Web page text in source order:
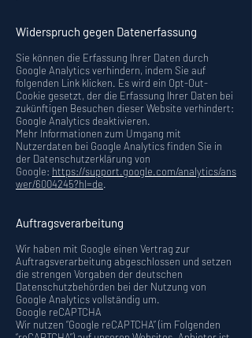
Widerspruch gegen Datenerfassung
Sie können die Erfassung Ihrer Daten durch
Google Analytics verhindern, indem Sie auf
folgenden Link klicken. Es wird ein Opt-Out-
Cookie gesetzt, der die Erfassung Ihrer Daten bei
zukünftigen Besuchen dieser Website verhindert:
Google Analytics deaktivieren.
Mehr Informationen zum Umgang mit
Nutzerdaten bei Google Analytics finden Sie in
der Datenschutzerklärung von
Google: https://support.google.com/analytics/ans
wer/6004245?hl=de.
Auftragsverarbeitung
Wir haben mit Google einen Vertrag zur
Auftragsverarbeitung abgeschlossen und setzen
die strengen Vorgaben der deutschen
Datenschutzbehörden bei der Nutzung von
Google Analytics vollständig um.
Google reCAPTCHA
Wir nutzen “Google reCAPTCHA” (im Folgenden